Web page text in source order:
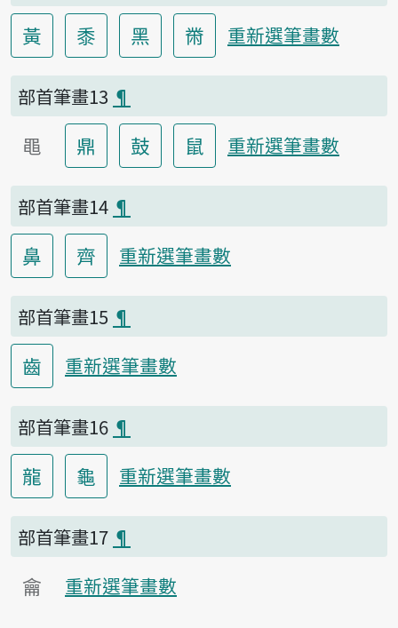
黃 黍 黑 黹 重新選筆畫數
部首筆畫13 ¶
黽 鼎 鼓 鼠 重新選筆畫數
部首筆畫14 ¶
鼻 齊 重新選筆畫數
部首筆畫15 ¶
齒 重新選筆畫數
部首筆畫16 ¶
龍 龜 重新選筆畫數
部首筆畫17 ¶
龠 重新選筆畫數